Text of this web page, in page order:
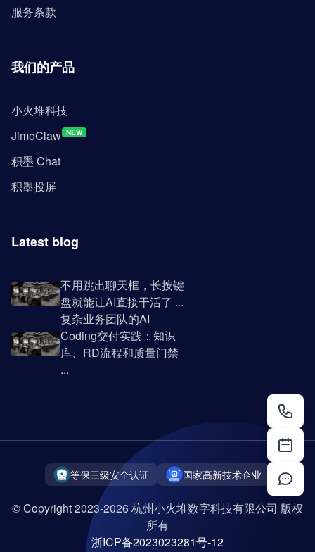
服务条款
我们的产品
小火堆科技
JimoClaw NEW
积墨 Chat
积墨投屏
Latest blog
不用跳出聊天框，长按键
盘就能让AI直接干活了 ...
复杂业务团队的AI
Coding交付实践：知识
库、RD流程和质量门禁
...
等保三级安全认证 国家高新技术企业
© Copyright 2023-2026 杭州小火堆数字科技有限公司 版权
所有
浙ICP备2023023281号-12